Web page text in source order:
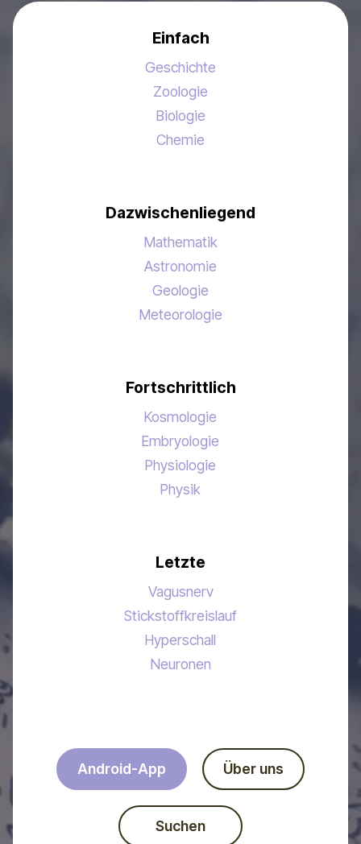
Einfach
Geschichte
Zoologie
Biologie
Chemie
Dazwischenliegend
Mathematik
Astronomie
Geologie
Meteorologie
Fortschrittlich
Kosmologie
Embryologie
Physiologie
Physik
Letzte
Vagusnerv
Stickstoffkreislauf
Hyperschall
Neuronen
Android-App Über uns
Suchen